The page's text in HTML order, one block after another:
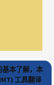
基本了解，本
工具翻译